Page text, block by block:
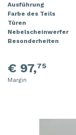
Ausführung
Farbe des Teils
Türen
Nebelscheinwerfer
Besonderheiten
€ 97,75
Margin